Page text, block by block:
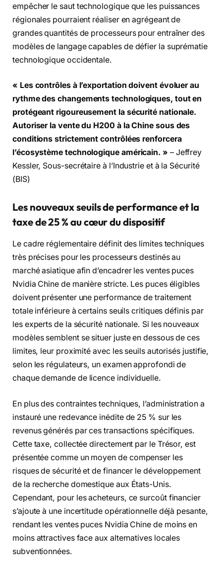
empêcher le saut technologique que les puissances
régionales pourraient réaliser en agrégeant de
grandes quantités de processeurs pour entraîner des
modèles de langage capables de défier la suprématie
technologique occidentale.
« Les contrôles à l’exportation doivent évoluer au
rythme des changements technologiques, tout en
protégeant rigoureusement la sécurité nationale.
Autoriser la vente du H200 à la Chine sous des
conditions strictement contrôlées renforcera
l’écosystème technologique américain. » – Jeffrey
Kessler, Sous-secrétaire à l’Industrie et à la Sécurité
(BIS)
Les nouveaux seuils de performance et la
taxe de 25 % au cœur du dispositif
Le cadre réglementaire définit des limites techniques
très précises pour les processeurs destinés au
marché asiatique afin d’encadrer les ventes puces
Nvidia Chine de manière stricte. Les puces éligibles
doivent présenter une performance de traitement
totale inférieure à certains seuils critiques définis par
les experts de la sécurité nationale. Si les nouveaux
modèles semblent se situer juste en dessous de ces
limites, leur proximité avec les seuils autorisés justifie,
selon les régulateurs, un examen approfondi de
chaque demande de licence individuelle.
En plus des contraintes techniques, l’administration a
instauré une redevance inédite de 25 % sur les
revenus générés par ces transactions spécifiques.
Cette taxe, collectée directement par le Trésor, est
présentée comme un moyen de compenser les
risques de sécurité et de financer le développement
de la recherche domestique aux États-Unis.
Cependant, pour les acheteurs, ce surcoût financier
s’ajoute à une incertitude opérationnelle déjà pesante,
rendant les ventes puces Nvidia Chine de moins en
moins attractives face aux alternatives locales
subventionnées.